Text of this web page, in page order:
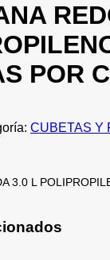
POR
CUBETAS Y
3.0 L